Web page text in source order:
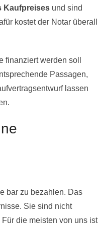
Kaufpreises und sind
kostet der Notar überall
finanziert werden soll
Passagen,
lassen
bar zu bezahlen. Das
Sie sind nicht
die meisten von uns ist